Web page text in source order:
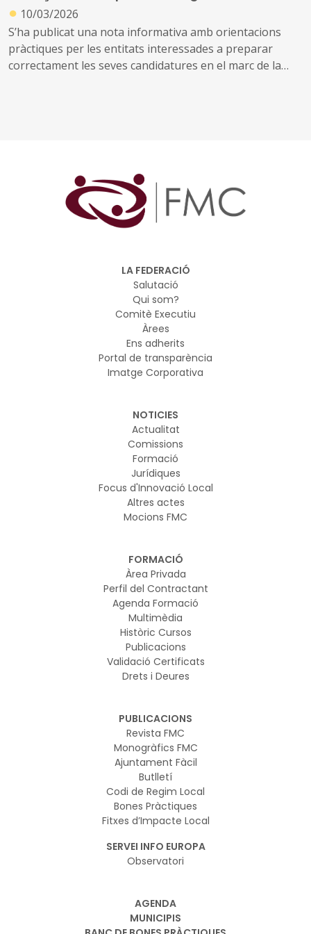
metropolitana de Barcelona, la regió austríaca de
Salzburg i l’arxipèlag grec de l’Egeu Meridional per
donar a conèixer i provar les eines desenvolupades
● 10/03/2026
S’ha publicat una nota informativa amb orientacions
pràctiques per les entitats interessades a preparar
correctament les seves candidatures en el marc de la
LA FEDERACIÓ
Salutació
Qui som?
Comitè Executiu
Àrees
Ens adherits
Portal de transparència
Imatge Corporativa
NOTICIES
Actualitat
Comissions
Formació
Jurídiques
Focus d'Innovació Local
Altres actes
Mocions FMC
FORMACIÓ
Àrea Privada
Perfil del Contractant
Agenda Formació
Multimèdia
Històric Cursos
Publicacions
Validació Certificats
Drets i Deures
PUBLICACIONS
Revista FMC
Monogràfics FMC
Ajuntament Fàcil
Butlletí
Codi de Regim Local
Bones Pràctiques
Fitxes d’Impacte Local
SERVEI INFO EUROPA
Observatori
AGENDA
MUNICIPIS